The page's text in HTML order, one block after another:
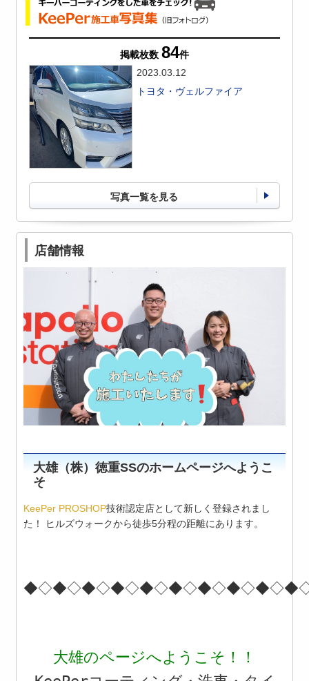
掲載枚数 84件
2023.03.12
トヨタ・ヴェルファイア
写真一覧を見る
店舗情報
大雄（株）徳重SSのホームページへようこ
そ
KeePer PROSHOP技術認定店として新しく登録されまし
た！ ヒルズウォークから徒歩5分程の距離にあります。
大雄のページへようこそ ！！